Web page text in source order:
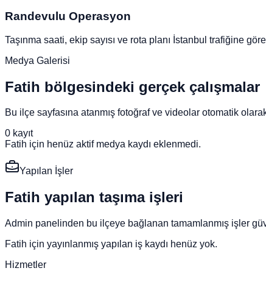
Randevulu Operasyon
Taşınma saati, ekip sayısı ve rota planı İstanbul trafiğine
Medya Galerisi
Fatih bölgesindeki gerçek çalışmalar
Bu ilçe sayfasına atanmış fotoğraf ve videolar otomatik
0 kayıt
Fatih için henüz aktif medya kaydı eklenmedi.
Yapılan İşler
Fatih yapılan taşıma işleri
Admin panelinden bu ilçeye bağlanan tamamlanmış işler
Fatih için yayınlanmış yapılan iş kaydı henüz yok.
Hizmetler